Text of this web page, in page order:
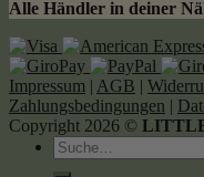
Alle Händler in deiner
Impressum | AGB |
Zahlungsbedingungen |
Copyright 2026 ©
Suche
nach: